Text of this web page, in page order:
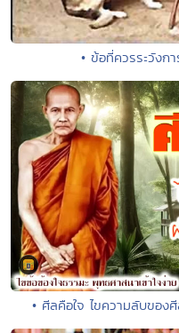
• ข้อที่ควรระวัง
• ศีลคือใจ ไขความลับขอ